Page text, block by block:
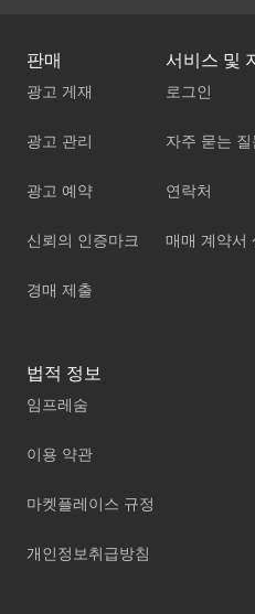
판매
광고 게재
광고 관리
광고 예약
신뢰의 인증마크
경매 제출
서비스 및
로그인
자주 묻는
연락처
매매 계약서
법적 정보
임프레숨
이용 약관
마켓플레이스 규정
개인정보취급방침